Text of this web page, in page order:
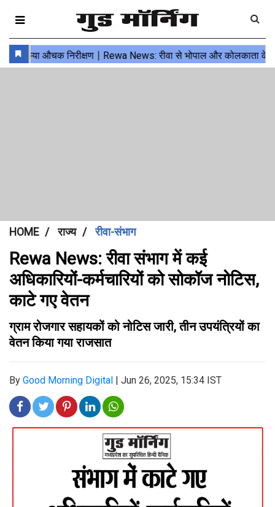
HOME राज्य रीवा-संभाग
Rewa News: रीवा संभाग में कई
अधिकारियों-कर्मचारियों को सोकॉज नोटिस,
काटे गए वेतन
ग्राम रोजगार सहायकों को नोटिस जारी, तीन उपयंत्रियों का
वेतन किया गया राजसात
By Good Morning Digital | Jun 26, 2025, 15:34 IST